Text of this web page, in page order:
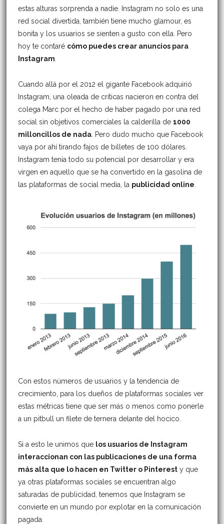
estas alturas sorprenda a nadie. Instagram no solo es una
red social divertida, también tiene mucho glamour, es
bonita y los usuarios se sienten a gusto con ella. Pero
hoy te contaré cómo puedes crear anuncios para
Instagram
Cuando allá por el 2012 el gigante Facebook adquirió
Instagram, una oleada de críticas nacieron en contra del
colega Marc por el hecho de haber pagado por una red
social sin objetivos comerciales la calderilla de 1000
milloncillos de nada. Pero dudo mucho que Facebook
vaya por ahí tirando fajos de billetes de 100 dólares.
Instagram tenía todo su potencial por desarrollar y era
virgen en aquello que se ha convertido en la gasolina de
las plataformas de social media, la publicidad online
Con estos números de usuarios y la tendencia de
crecimiento, para los dueños de plataformas sociales ver
estas métricas tiene que ser más o menos como ponerle
a un pitbull un filete de ternera delante del hocico.
Si a esto le unimos que los usuarios de Instagram
interaccionan con las publicaciones de una forma
más alta que lo hacen en Twitter o Pinteresty que
ya otras plataformas sociales se encuentran algo
saturadas de publicidad, tenemos que Instagram se
convierte en un mundo por explotar en la comunicación
pagada.